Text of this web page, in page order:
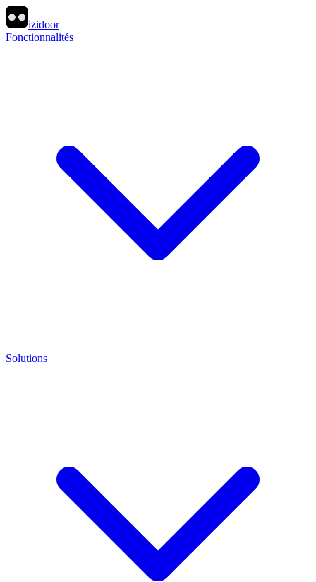
izidoor
Fonctionnalités
Solutions